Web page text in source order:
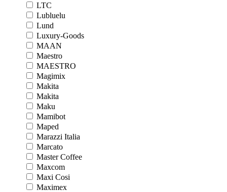
LTC
Lubluelu
Lund
Luxury-Goods
MAAN
Maestro
MAESTRO
Magimix
Makita
Makita
Maku
Mamibot
Maped
Marazzi Italia
Marcato
Master Coffee
Maxcom
Maxi Cosi
Maximex